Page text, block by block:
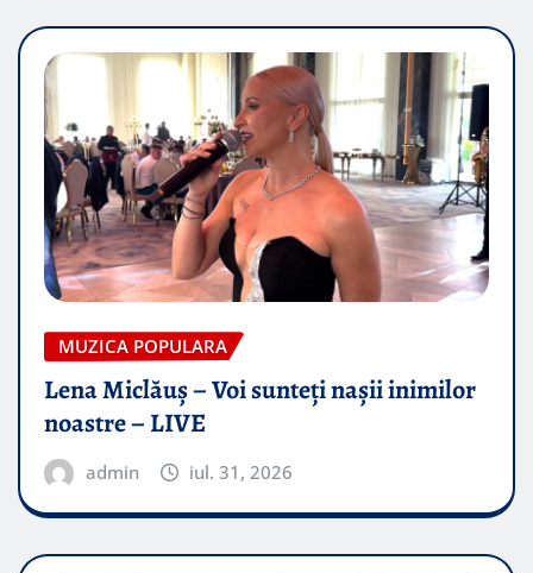
MUZICA POPULARA
Lena Miclăuș – Voi sunteți nașii inimilor
noastre – LIVE
admin iul. 31, 2026